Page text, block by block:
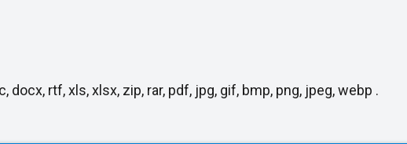
rtf, xls, xlsx, zip, rar, pdf, jpg, gif, bmp, png, jpeg, webp .